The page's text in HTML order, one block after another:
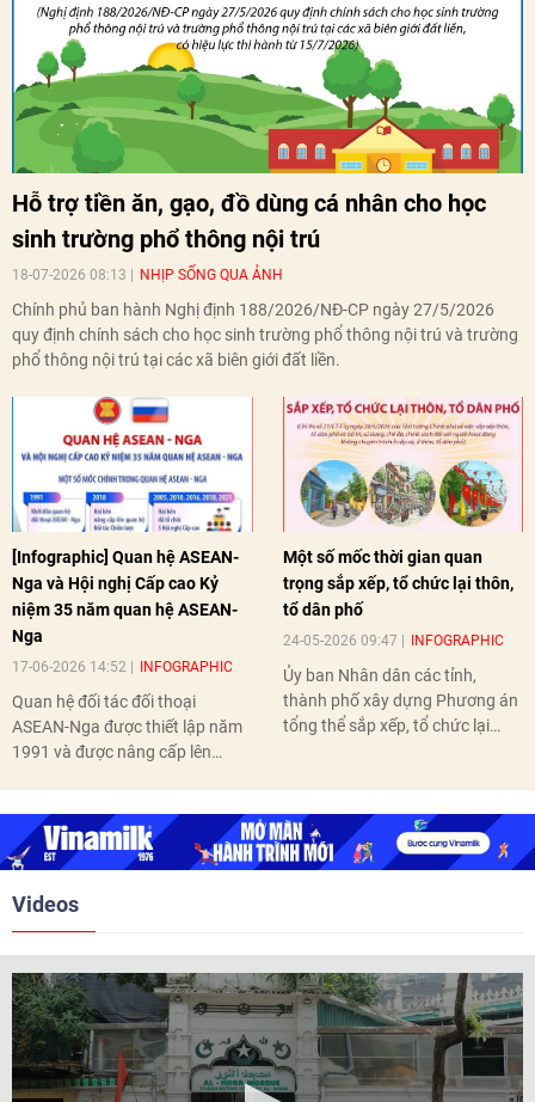
Hỗ trợ tiền ăn, gạo, đồ dùng cá nhân cho học
sinh trường phổ thông nội trú
18-07-2026 08:13 NHỊP SỐNG QUA ẢNH
Chính phủ ban hành Nghị định 188/2026/NĐ-CP ngày 27/5/2026
quy định chính sách cho học sinh trường phổ thông nội trú và trường
phổ thông nội trú tại các xã biên giới đất liền.
[Infographic] Quan hệ ASEAN-
Nga và Hội nghị Cấp cao Kỷ
niệm 35 năm quan hệ ASEAN-
Nga
17-06-2026 14:52 INFOGRAPHIC
Quan hệ đối tác đối thoại
ASEAN-Nga được thiết lập năm
1991 và được nâng cấp lên
nghị Cấp cao vào các năm 2005,
2010, 2016, 2018, 2021.
Một số mốc thời gian quan
trọng sắp xếp, tổ chức lại thôn,
tổ dân phố
24-05-2026 09:47 INFOGRAPHIC
Ủy ban Nhân dân các tỉnh,
thành phố xây dựng Phương án
tổng thể sắp xếp, tổ chức lại
Videos